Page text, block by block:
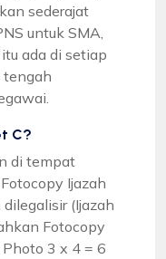
sederajat
untuk SMA,
ada di setiap
tengah
C?
di tempat
Ijazah
(Ijazah
Fotocopy
3 x 4 = 6